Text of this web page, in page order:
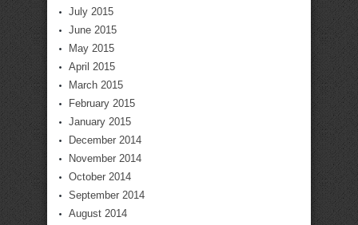
July 2015
June 2015
May 2015
April 2015
March 2015
February 2015
January 2015
December 2014
November 2014
October 2014
September 2014
August 2014